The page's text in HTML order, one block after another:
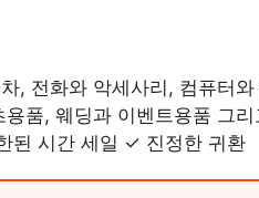
, 전화와 악세사리, 컴퓨터
품, 웨딩과 이벤트용품 그
된 시간 세일 ✓ 진정한 귀환